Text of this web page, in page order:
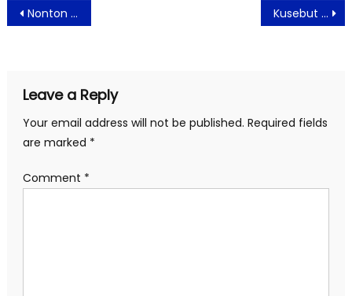
Post
navigation
Nonton Makin Seru Dengan TV Layar Besar dari Samsung Kusebut Namamu Di Baitullah; Siap Di Produksi 2024 Adaptasi Novel Karya Produser Mulyadi JP & novelis Risma El Jundi M
Leave a Reply
Your email address will not be published. Required fields
are marked *
Comment *